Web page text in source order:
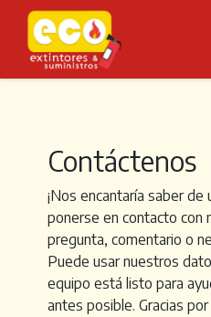
Ir al contenido
Contáctenos
¡Nos encantaría saber
ponerse en contacto con
pregunta, comentario o
Puede usar nuestros
equipo está listo para
antes posible. Gracias